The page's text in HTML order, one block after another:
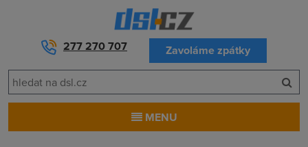
277 270 707 Zavoláme zpátky
MENU